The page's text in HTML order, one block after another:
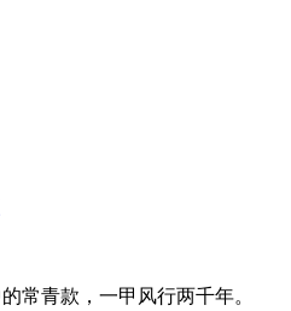
常青款，一甲风行两千年。